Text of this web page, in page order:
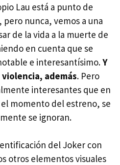
Lau está a punto de
nunca, vemos a una
de la vida a la muerte de
en cuenta que se
e interesantísimo.Y
además. Pero
interesantes que en
momento del estreno, se
se ignoran.
del Joker con
otros elementos visuales